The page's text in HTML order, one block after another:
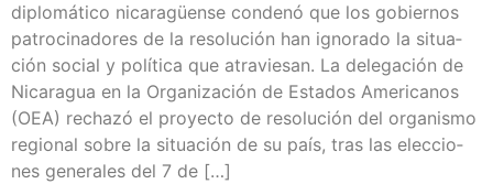
diplo­má­ti­co nica­ra­güen­se con­de­nó que los gobier­nos
patro­ci­na­do­res de la reso­lu­ción han igno­ra­do la situa­
ción social y polí­ti­ca que atra­vie­san. La dele­ga­ción de
Nica­ra­gua en la Orga­ni­za­ción de Esta­dos Ame­ri­ca­nos
(OEA) recha­zó el pro­yec­to de reso­lu­ción del orga­nis­mo
regio­nal sobre la situa­ción de su país, tras las elec­cio­
nes gene­ra­les del 7 de […]